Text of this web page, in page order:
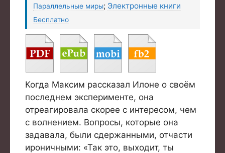
Параллельные миры; Электронные книги
Бесплатно
Когда Максим рассказал Илоне о своём
последнем эксперименте, она
отреагировала скорее с интересом, чем
с волнением. Вопросы, которые она
задавала, были сдержанными, отчасти
ироничными: «Так это, выходит, ты